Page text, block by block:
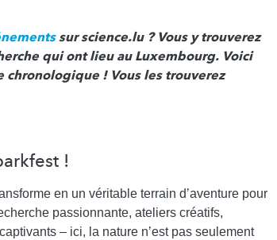
sur science.lu ? Vous y trouverez
qui ont lieu au Luxembourg. Voici
! Vous les trouverez
!
en un véritable terrain d’aventure pour
passionnante, ateliers créatifs,
– ici, la nature n’est pas seulement